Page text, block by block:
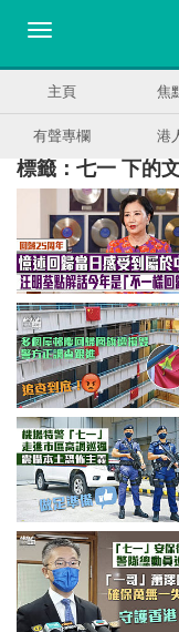
主頁 焦
有聲專欄 港
標籤：七一 下的